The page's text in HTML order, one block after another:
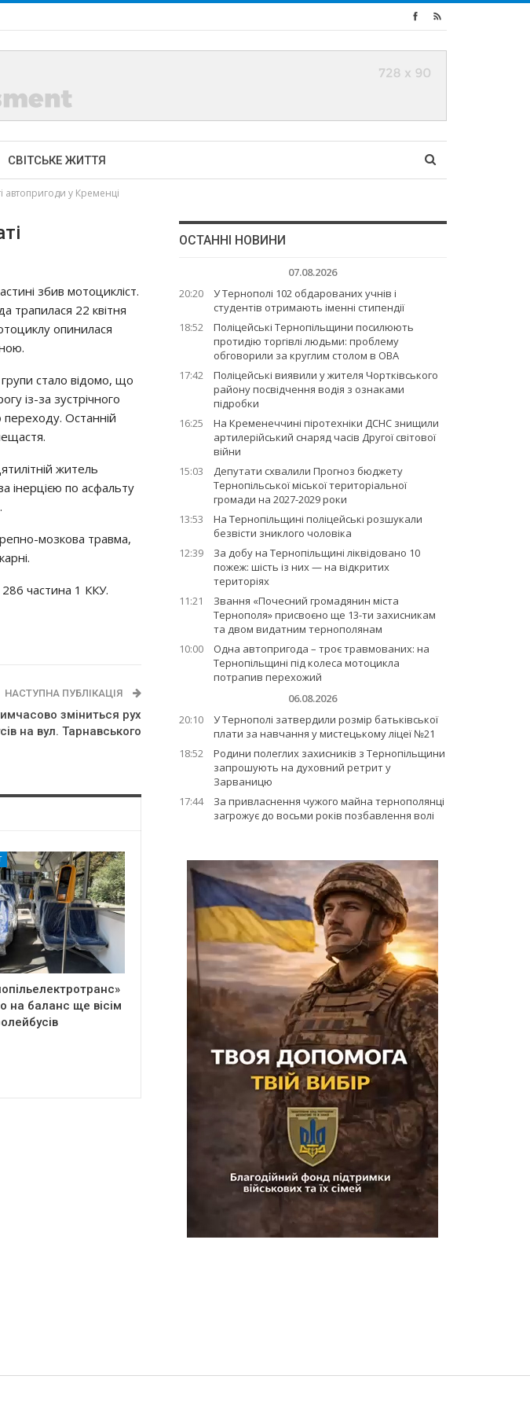
СВІТСЬКЕ ЖИТТЯ
автопригоди у Кременці
збив мотоцикліст.
трапилася 22 квітня
опинилася
стало відомо, що
із-за зустрічного
Останній
житель
інерцією по асфальту
мозкова травма,
частина 1 ККУ.
НАСТУПНА ПУБЛІКАЦІЯ
зміниться рух
на вул. Тарнавського
на баланс ще вісім
ОСТАННІ НОВИНИ
07.08.2026
20:20
У Тернополі 102 обдарованих учнів і
студентів отримають іменні стипендії
18:52
Поліцейські Тернопільщини посилюють
протидію торгівлі людьми: проблему
обговорили за круглим столом в ОВА
17:42
Поліцейські виявили у жителя Чортківського
району посвідчення водія з ознаками
підробки
16:25
На Кременеччині піротехніки ДСНС знищили
артилерійський снаряд часів Другої світової
війни
15:03
Депутати схвалили Прогноз бюджету
Тернопільської міської територіальної
громади на 2027-2029 роки
13:53
На Тернопільщині поліцейські розшукали
безвісти зниклого чоловіка
12:39
За добу на Тернопільщині ліквідовано 10
пожеж: шість із них — на відкритих
територіях
11:21
Звання «Почесний громадянин міста
Тернополя» присвоєно ще 13-ти захисникам
та двом видатним тернополянам
10:00
Одна автопригода – троє травмованих: на
Тернопільщині під колеса мотоцикла
потрапив перехожий
06.08.2026
20:10
У Тернополі затвердили розмір батьківської
плати за навчання у мистецькому ліцеї №21
18:52
Родини полеглих захисників з Тернопільщини
запрошують на духовний ретрит у
Зарваницю
17:44
За привласнення чужого майна тернополянці
загрожує до восьми років позбавлення волі